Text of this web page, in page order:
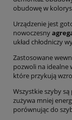
obudowę w
Urządzenie jest
nowoczesny
układ chłodniczy
Zastosowane
pozwoli na idealne
które przykują
Wszystkie szyby
zużywa mniej
porównując do